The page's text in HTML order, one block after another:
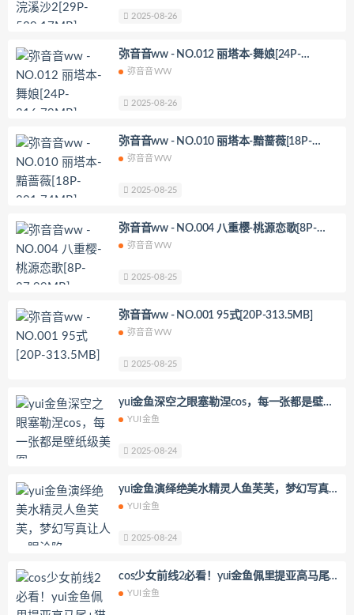
2025-08-26
弥音音ww - NO.012 丽塔本-舞娘[24P-
316.79MB]
弥音音WW
2025-08-26
弥音音ww - NO.010 丽塔本-黯蔷薇[18P-
201.74MB]
弥音音WW
2025-08-25
弥音音ww - NO.004 八重樱-桃源恋歌[8P-
87.99MB]
弥音音WW
2025-08-25
弥音音ww - NO.001 95式[20P-313.5MB]
弥音音WW
2025-08-25
yui金鱼深空之眼塞勒涅cos，每一张都是壁纸
级美图
YUI金鱼
2025-08-24
yui金鱼演绎绝美水精灵人鱼芙芙，梦幻写真
让人一眼沦陷
YUI金鱼
2025-08-24
​​cos少女前线2必看！yui金鱼佩里提亚高马尾
+猫耳尾巴灵动还原
YUI金鱼